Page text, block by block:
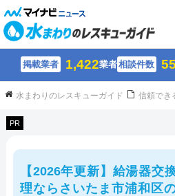
掲載業者 1,422業者相談件数
水まわりのレスキューガイド 信頼でき
PR
【2026年更新】給湯器交
理ならさいたま市浦和区